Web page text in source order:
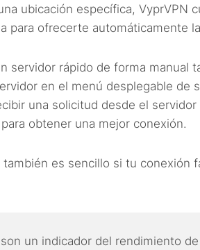
ubicación específica, VyprVPN
para ofrecerte automáticamente
servidor rápido de forma manual
en el menú desplegable de
una solicitud desde el
obtener una mejor conexión.
es sencillo si tu conexión
un indicador del rendimiento